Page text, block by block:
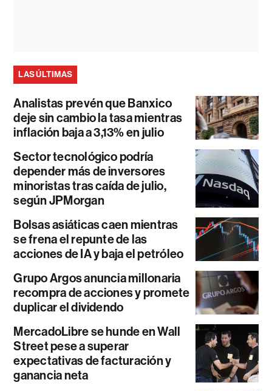
LAS ÚLTIMAS
Analistas prevén que Banxico
deje sin cambio la tasa mientras
inflación baja a 3,13% en julio
Sector tecnológico podría
depender más de inversores
minoristas tras caída de julio,
según JPMorgan
Bolsas asiáticas caen mientras
se frena el repunte de las
acciones de IA y baja el petróleo
Grupo Argos anuncia millonaria
recompra de acciones y promete
duplicar el dividendo
MercadoLibre se hunde en Wall
Street pese a superar
expectativas de facturación y
ganancia neta